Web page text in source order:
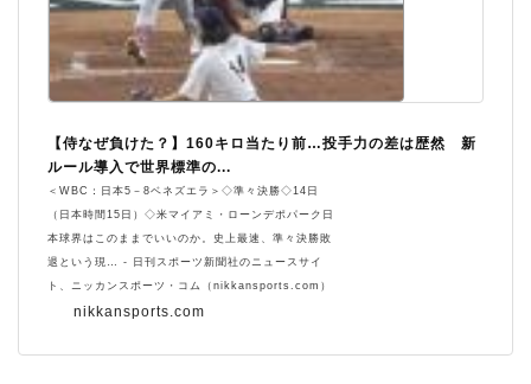
nikkansports.com
【侍なぜ負けた？】160キロ当たり前…投手力の差は歴然 新
ルール導入で世界標準の...
＜WBC：日本5－8ベネズエラ＞◇準々決勝◇14日
（日本時間15日）◇米マイアミ・ローンデポパーク日
本球界はこのままでいいのか。史上最速、準々決勝敗
退という現… - 日刊スポーツ新聞社のニュースサイ
ト、ニッカンスポーツ・コム（nikkansports.com）